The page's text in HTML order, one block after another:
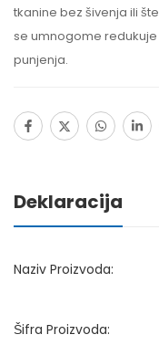
tkanine bez šivenja ili
se umnogome
punjenja.
Deklaracija
Naziv Proizvoda:
Šifra Proizvoda: